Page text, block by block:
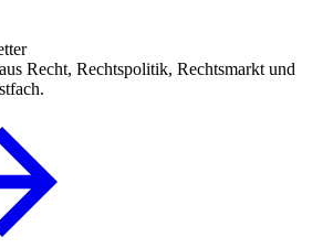
Recht, Rechtspolitik, Rechtsmarkt und